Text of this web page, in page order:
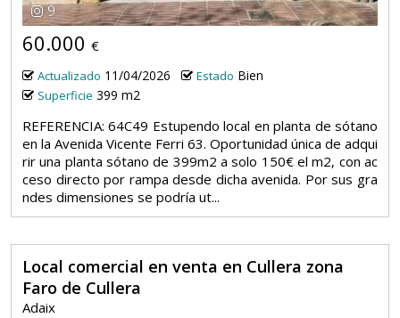
9
60.000 €
Actualizado 11/04/2026 Estado Bien
Superficie 399 m2
REFERENCIA: 64C49 Estupendo local en planta de sótano
en la Avenida Vicente Ferri 63. Oportunidad única de adqui
rir una planta sótano de 399m2 a solo 150€ el m2, con ac
ceso directo por rampa desde dicha avenida. Por sus gra
ndes dimensiones se podría ut...
Local comercial en venta en Cullera zona
Faro de Cullera
Adaix